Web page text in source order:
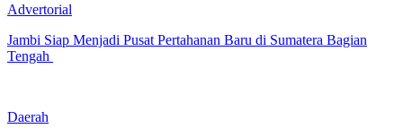
Advertorial
Jambi Siap Menjadi Pusat Pertahanan Baru di Sumatera Bagian
Tengah
Daerah